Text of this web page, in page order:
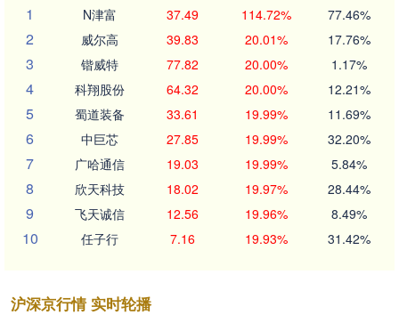
1
N津富 37.49 114.72% 77.46%
2 威尔高 39.83 20.01% 17.76%
3 锴威特 77.82 20.00% 1.17%
4 科翔股份 64.32 20.00% 12.21%
5 蜀道装备 33.61 19.99% 11.69%
6 中巨芯 27.85 19.99% 32.20%
7 广哈通信 19.03 19.99% 5.84%
8 欣天科技 18.02 19.97% 28.44%
9 飞天诚信 12.56 19.96% 8.49%
10 任子行 7.16 19.93% 31.42%
沪深京行情 实时轮播